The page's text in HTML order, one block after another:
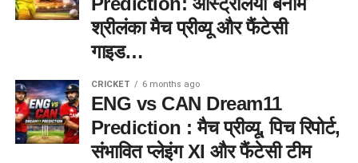
श्रीलंका मैच प्रीव्यू और फैंटेसी
गाइड…
CRICKET 6 months ago
ENG vs CAN Dream11
Prediction : मैच प्रीव्यू, पिच रिपोर्ट,
संभावित प्लेइंग XI और फैंटेसी टीम